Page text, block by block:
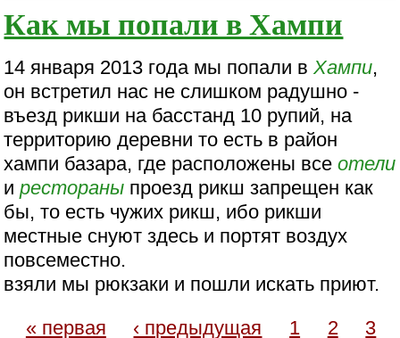
Как мы попали в Хампи
14 января 2013 года мы попали вХампи,
он встретил нас не слишком радушно -
въезд рикши на басстанд 10 рупий, на
территорию деревни то есть в район
хампи базара, где расположены всеотели
ирестораны проезд рикш запрещен как
бы, то есть чужих рикш, ибо рикши
местные снуют здесь и портят воздух
повсеместно.
взяли мы рюкзаки и пошли искать приют.
« первая
‹ предыдущая 1 2
3